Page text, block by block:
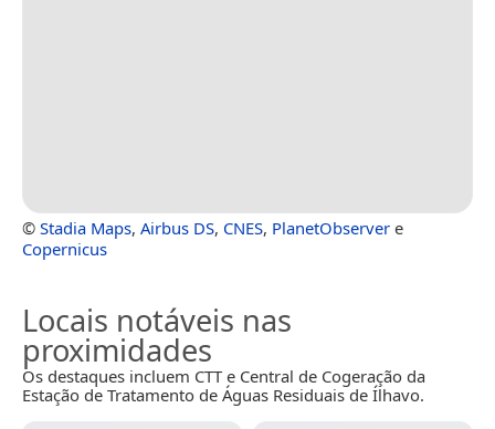
© Stadia Maps, Airbus DS, CNES, PlanetObserver e
Copernicus
Locais notáveis nas
proximidades
Os destaques incluem CTT e Central de Cogeração da
Estação de Tratamento de Águas Residuais de Ílhavo.